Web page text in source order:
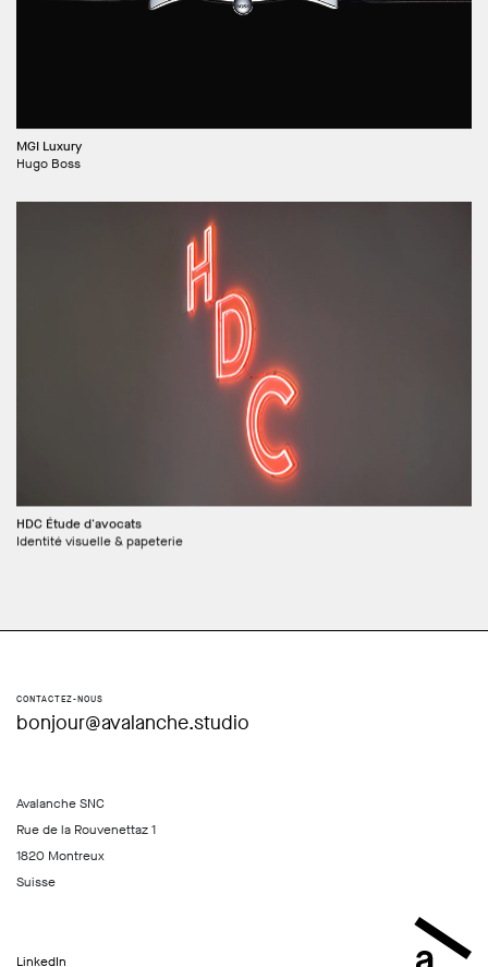
MGI Luxury
Hugo Boss
HDC Étude d'avocats
Identité visuelle & papeterie
CONTACTEZ-NOUS
bonjour@avalanche.studio
Avalanche SNC
Rue de la Rouvenettaz 1
1820 Montreux
Suisse
LinkedIn